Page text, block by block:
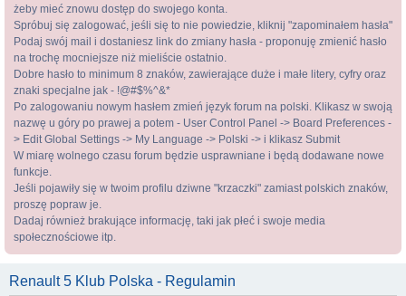
żeby mieć znowu dostęp do swojego konta.
Spróbuj się zalogować, jeśli się to nie powiedzie, kliknij "zapominałem hasła"
Podaj swój mail i dostaniesz link do zmiany hasła - proponuję zmienić hasło
na trochę mocniejsze niż mieliście ostatnio.
Dobre hasło to minimum 8 znaków, zawierające duże i małe litery, cyfry oraz
znaki specjalne jak - !@#$%^&*
Po zalogowaniu nowym hasłem zmień język forum na polski. Klikasz w swoją
nazwę u góry po prawej a potem - User Control Panel -> Board Preferences -
> Edit Global Settings -> My Language -> Polski -> i klikasz Submit
W miarę wolnego czasu forum będzie usprawniane i będą dodawane nowe
funkcje.
Jeśli pojawiły się w twoim profilu dziwne "krzaczki" zamiast polskich znaków,
proszę popraw je.
Dadaj również brakujące informację, taki jak płeć i swoje media
społecznościowe itp.
Renault 5 Klub Polska - Regulamin